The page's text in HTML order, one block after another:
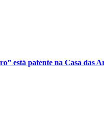
está patente na Casa das